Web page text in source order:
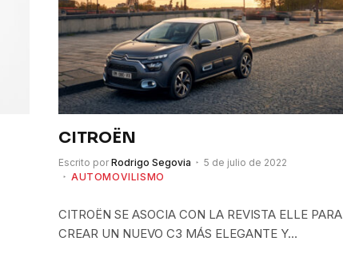
CITROËN
Escrito por Rodrigo Segovia
5 de julio de 2022
AUTOMOVILISMO
CITROËN SE ASOCIA CON LA REVISTA ELLE PARA
CREAR UN NUEVO C3 MÁS ELEGANTE Y…